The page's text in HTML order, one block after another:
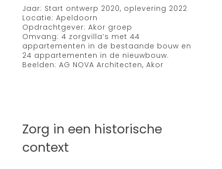
Jaar: Start ontwerp 2020, oplevering 2022
Locatie: Apeldoorn
Opdrachtgever: Akor groep
Omvang: 4 zorgvilla’s met 44
appartementen in de bestaande bouw en
24 appartementen in de nieuwbouw.
Beelden: AG NOVA Architecten, Akor
Zorg in een historische
context